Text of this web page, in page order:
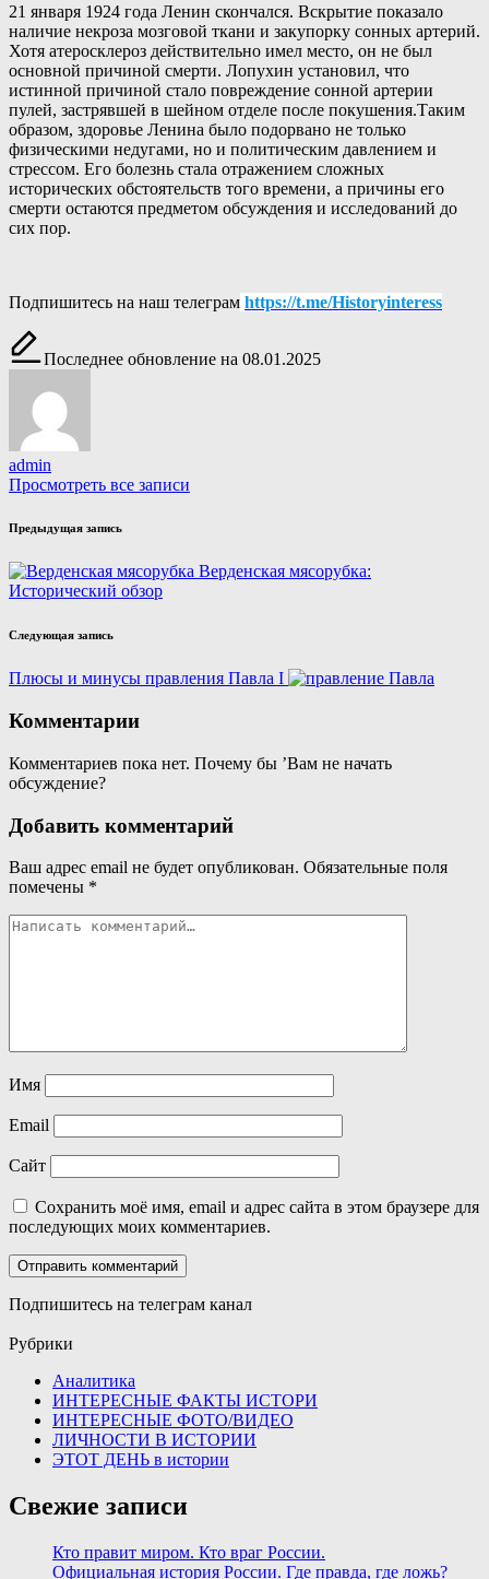
21 января 1924 года Ленин скончался. Вскрытие показало
наличие некроза мозговой ткани и закупорку сонных артерий.
Хотя атеросклероз действительно имел место, он не был
основной причиной смерти. Лопухин установил, что
истинной причиной стало повреждение сонной артерии
пулей, застрявшей в шейном отделе после покушения.Таким
образом, здоровье Ленина было подорвано не только
физическими недугами, но и политическим давлением и
стрессом. Его болезнь стала отражением сложных
исторических обстоятельств того времени, а причины его
смерти остаются предметом обсуждения и исследований до
сих пор.
Подпишитесь на наш телеграм https://t.me/Historyinteress
Последнее обновление на 08.01.2025
admin
Просмотреть все записи
Навигация
записи
Предыдущая запись
Верденская мясорубка:
Исторический обзор
Следующая запись
Плюсы и минусы правления Павла I
Комментарии
Комментариев пока нет. Почему бы ’Вам не начать
обсуждение?
Добавить комментарий
Ваш адрес email не будет опубликован. Обязательные поля
помечены *
Имя
Email
Сайт
Сохранить моё имя, email и адрес сайта в этом браузере для
последующих моих комментариев.
Подпишитесь на телеграм канал
Рубрики
Аналитика
ИНТЕРЕСНЫЕ ФАКТЫ ИСТОРИ
ИНТЕРЕСНЫЕ ФОТО/ВИДЕО
ЛИЧНОСТИ В ИСТОРИИ
ЭТОТ ДЕНЬ в истории
Свежие записи
Кто правит миром. Кто враг России.
Официальная история России. Где правда, где ложь?